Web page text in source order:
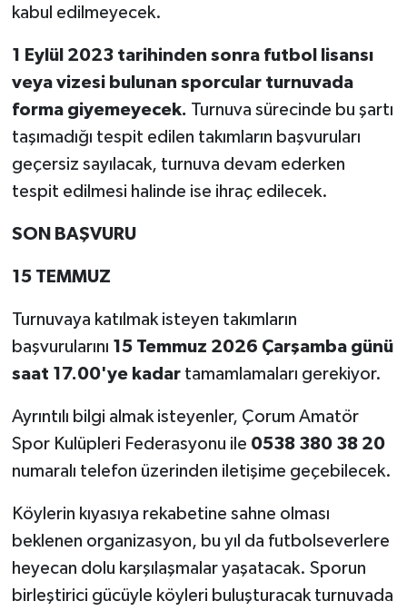
kabul edilmeyecek.
1 Eylül 2023 tarihinden sonra futbol lisansı
veya vizesi bulunan sporcular turnuvada
forma giyemeyecek. Turnuva sürecinde bu şartı
taşımadığı tespit edilen takımların başvuruları
geçersiz sayılacak, turnuva devam ederken
tespit edilmesi halinde ise ihraç edilecek.
SON BAŞVURU
15 TEMMUZ
Turnuvaya katılmak isteyen takımların
başvurularını 15 Temmuz 2026 Çarşamba günü
saat 17.00'ye kadartamamlamaları gerekiyor.
Ayrıntılı bilgi almak isteyenler, Çorum Amatör
Spor Kulüpleri Federasyonu ile 0538 380 38 20
numaralı telefon üzerinden iletişime geçebilecek.
Köylerin kıyasıya rekabetine sahne olması
beklenen organizasyon, bu yıl da futbolseverlere
heyecan dolu karşılaşmalar yaşatacak. Sporun
birleştirici gücüyle köyleri buluşturacak turnuvada